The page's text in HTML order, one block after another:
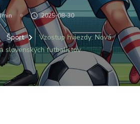
2025-08-30
Šport
Vzostup hviezdy: Nová
slovenských futbalistov